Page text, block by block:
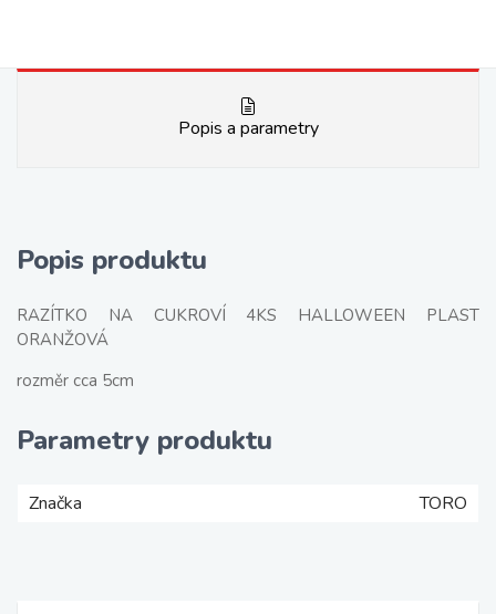
Popis a parametry
Popis produktu
RAZÍTKO NA CUKROVÍ 4KS HALLOWEEN PLAST
ORANŽOVÁ
rozměr cca 5cm
Parametry produktu
Značka TORO